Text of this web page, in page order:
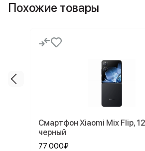
Похожие товары
Смартфон Xiaomi Mix Flip,
черный
77 000₽